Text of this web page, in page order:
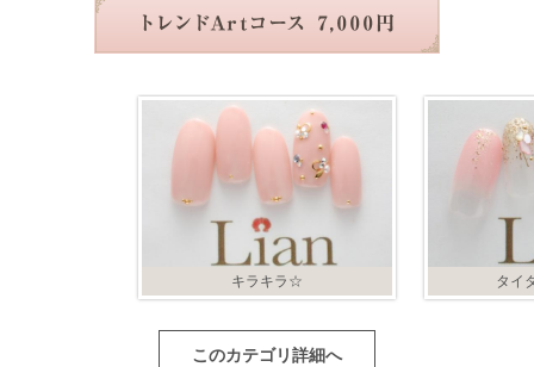
キラキラ☆ タイ
このカテゴリ詳細へ